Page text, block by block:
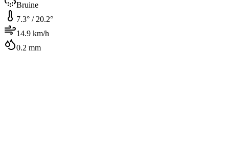
Bruine
7.3° / 20.2°
14.9 km/h
0.2 mm